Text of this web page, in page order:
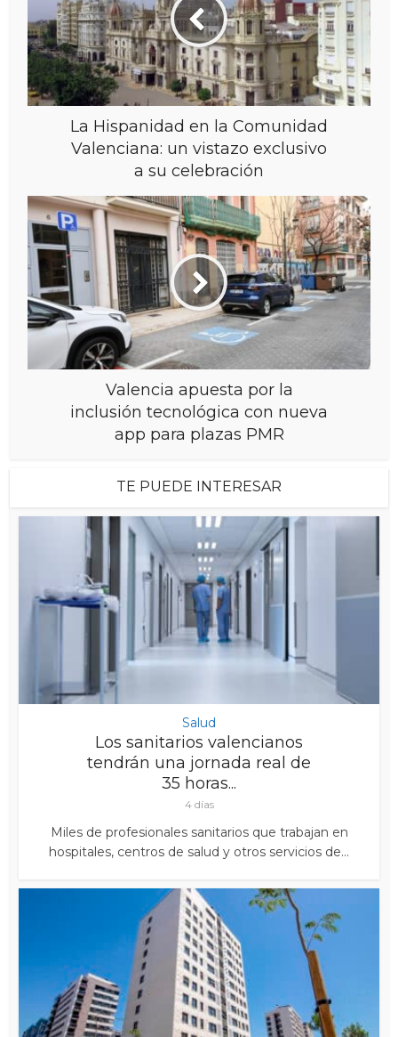
La Hispanidad en la Comunidad
Valenciana: un vistazo exclusivo
a su celebración
Valencia apuesta por la
inclusión tecnológica con nueva
app para plazas PMR
TE PUEDE INTERESAR
Salud
Los sanitarios valencianos
tendrán una jornada real de
35 horas...
4 días
Miles de profesionales sanitarios que trabajan en
hospitales, centros de salud y otros servicios de...